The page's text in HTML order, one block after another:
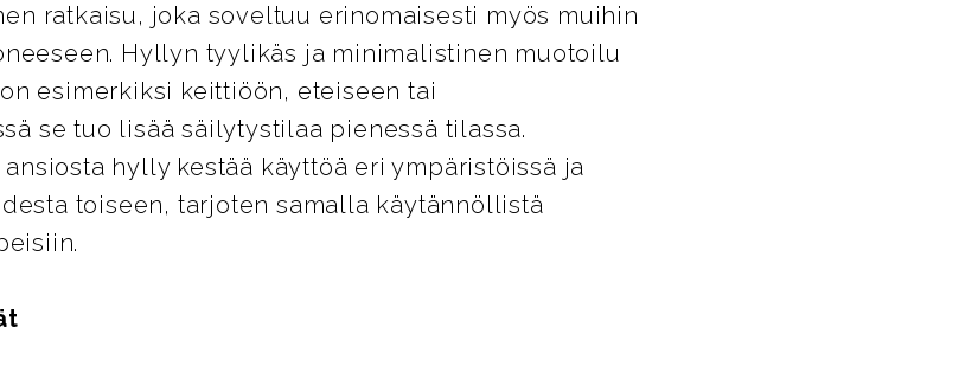
ratkaisu, joka soveltuu erinomaisesti myös muihin
Hyllyn tyylikäs ja minimalistinen muotoilu
esimerkiksi keittiöön, eteiseen tai
se tuo lisää säilytystilaa pienessä tilassa.
hylly kestää käyttöä eri ympäristöissä ja
toiseen, tarjoten samalla käytännöllistä